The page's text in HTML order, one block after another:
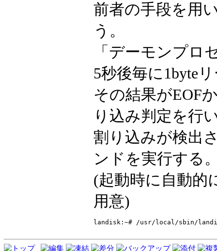
前者の手段を用
う。
「デーモンプロ
5秒後毎に1byte
その結果がEOF
り込み判定を行
割り込みが検出
ンドを実行する
(起動時に自動的
用意)